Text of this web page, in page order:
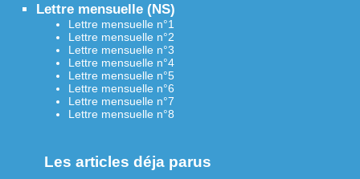
Lettre mensuelle (NS)
Lettre mensuelle n°1
Lettre mensuelle n°2
Lettre mensuelle n°3
Lettre mensuelle n°4
Lettre mensuelle n°5
Lettre mensuelle n°6
Lettre mensuelle n°7
Lettre mensuelle n°8
Les articles déja parus